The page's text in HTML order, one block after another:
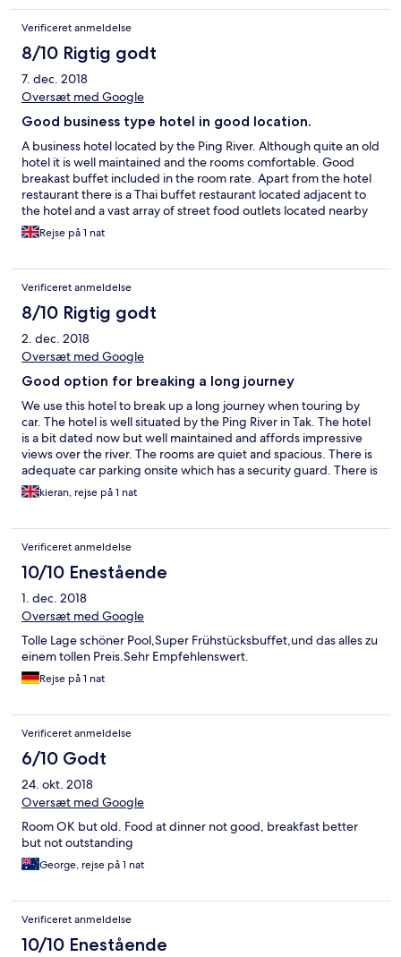
Verificeret anmeldelse
8/10 Rigtig godt
7. dec. 2018
Oversæt med Google
Good business type hotel in good location.
A business hotel located by the Ping River. Although quite an old
hotel it is well maintained and the rooms comfortable. Good
breakast buffet included in the room rate. Apart from the hotel
restaurant there is a Thai buffet restaurant located adjacent to
the hotel and a vast array of street food outlets located nearby
in the riverside night market. Secure overnight parking is
available at the hotel. The wifi is quite fast and reliable. A good
car.
Rejse på 1 nat
Verificeret anmeldelse
8/10 Rigtig godt
2. dec. 2018
Oversæt med Google
Good option for breaking a long journey
We use this hotel to break up a long journey when touring by
car. The hotel is well situated by the Ping River in Tak. The hotel
is a bit dated now but well maintained and affords impressive
views over the river. The rooms are quiet and spacious. There is
adequate car parking onsite which has a security guard. There is
a convenience store located close by. A breakfast buffet is
included in the room rate which is really very good and which
menu which is just a well as there does not seem to be any other
dining options within walking distance. The hotel also has a small
outdoor pool which is well maintained. The hotel also has fast
free wifi.
kieran, rejse på 1 nat
Verificeret anmeldelse
10/10 Enestående
1. dec. 2018
Oversæt med Google
Tolle Lage schöner Pool,Super Frühstücksbuffet,und das alles zu
einem tollen Preis.Sehr Empfehlenswert.
Rejse på 1 nat
Verificeret anmeldelse
6/10 Godt
24. okt. 2018
Oversæt med Google
Room OK but old. Food at dinner not good, breakfast better
but not outstanding
George, rejse på 1 nat
Verificeret anmeldelse
10/10 Enestående